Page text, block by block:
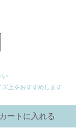
い
上をおすすめします
ートに入れる